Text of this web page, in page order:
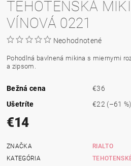
TEHOTENSKÁ
VÍNOVÁ 0221
Neohodnotené
Pohodlná bavlnená mikina s miernymi
a zipsom.
Bežná cena
€36
Ušetríte
€22 (–61 %)
€14
ZNAČKA
RIALTO
KATEGÓRIA